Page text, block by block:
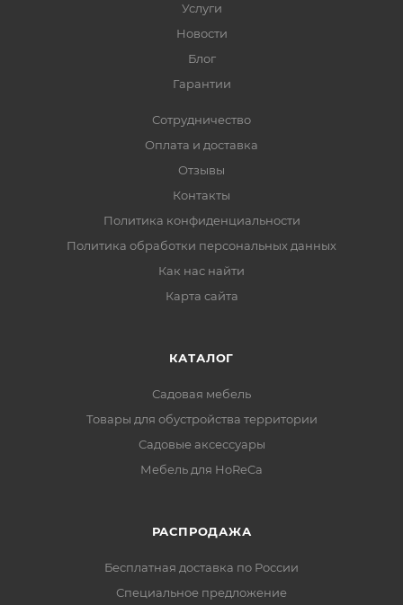
Услуги
Новости
Блог
Гарантии
Сотрудничество
Оплата и доставка
Отзывы
Контакты
Политика конфиденциальности
Политика обработки персональных данных
Как нас найти
Карта сайта
КАТАЛОГ
Садовая мебель
Товары для обустройства территории
Садовые аксессуары
Мебель для HoReCa
РАСПРОДАЖА
Бесплатная доставка по России
Специальное предложение